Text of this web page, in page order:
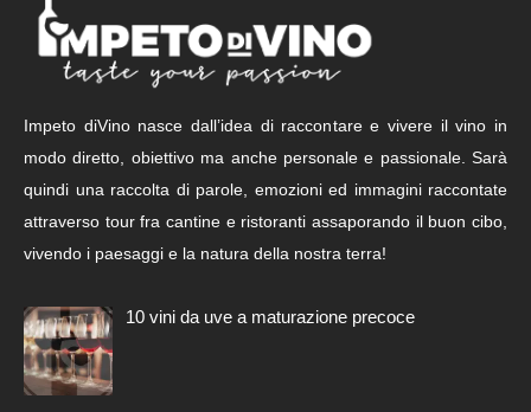
Impeto diVino nasce dall’idea di raccontare e vivere il vino in
modo diretto, obiettivo ma anche personale e passionale. Sarà
quindi una raccolta di parole, emozioni ed immagini raccontate
attraverso tour fra cantine e ristoranti assaporando il buon cibo,
vivendo i paesaggi e la natura della nostra terra!
10 vini da uve a maturazione precoce